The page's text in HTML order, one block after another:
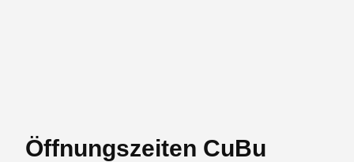
Öffnungszeiten CuBu